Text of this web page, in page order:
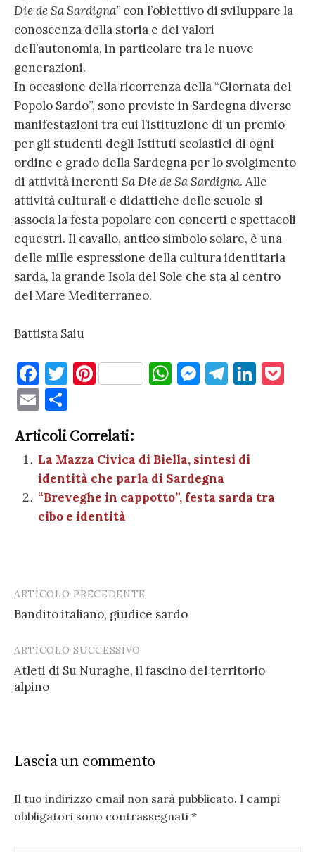
Die de Sa Sardigna” con l’obiettivo di sviluppare la
conoscenza della storia e dei valori
dell’autonomia, in particolare tra le nuove
generazioni.
In occasione della ricorrenza della “Giornata del
Popolo Sardo”, sono previste in Sardegna diverse
manifestazioni tra cui l’istituzione di un premio
per gli studenti degli Istituti scolastici di ogni
ordine e grado della Sardegna per lo svolgimento
di attività inerenti Sa Die de Sa Sardigna. Alle
attività culturali e didattiche delle scuole si
associa la festa popolare con concerti e spettacoli
equestri. Il cavallo, antico simbolo solare, è una
delle mille espressione della cultura identitaria
sarda, la grande Isola del Sole che sta al centro
del Mare Mediterraneo.
Battista Saiu
F
a
c
e
b
o
o
T
te
r
Pi
es
t
W
A
p
p
M
g
er
T
a
m
Li
n
E
m
ai
l
n
di
vi
di
Articoli Correlati:
La Mazza Civica di Biella, sintesi di
identità che parla di Sardegna
“Breveghe in cappotto”, festa sarda tra
cibo e identità
Post
navigation
ARTICOLO PRECEDENTE
Bandito italiano, giudice sardo
ARTICOLO SUCCESSIVO
Atleti di Su Nuraghe, il fascino del territorio
alpino
Lascia un commento
Il tuo indirizzo email non sarà pubblicato. I campi
obbligatori sono contrassegnati *